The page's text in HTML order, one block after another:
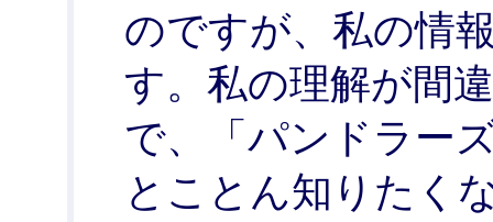
のですが、私の情
す。私の理解が間
で、「パンドラー
とことん知りたく